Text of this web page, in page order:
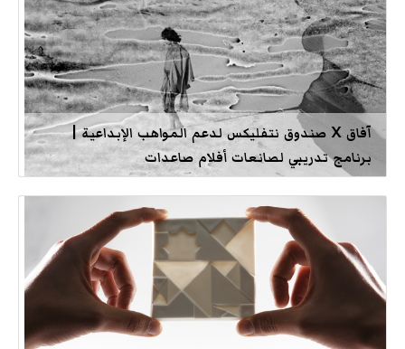
آفاق X صندوق نتفليكس لدعم المواهب الإبداعية |
برنامج تدريبي لصانعات أفلام صاعدات